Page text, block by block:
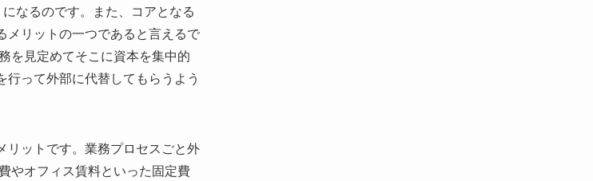
なるのです。また、コアとなる
リットの一つであると言えるで
を見定めてそこに資本を集中的
って外部に代替してもらうよう
リットです。業務プロセスごと外
やオフィス賃料といった固定費